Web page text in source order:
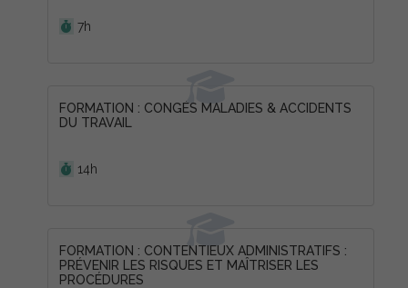
7h
FORMATION : CONGÉS MALADIES & ACCIDENTS
DU TRAVAIL
14h
FORMATION : CONTENTIEUX ADMINISTRATIFS :
PRÉVENIR LES RISQUES ET MAÎTRISER LES
PROCÉDURES